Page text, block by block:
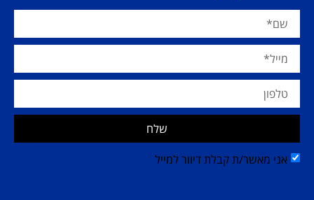
אני מאשר/ת קבלת דיוור למייל
שלח